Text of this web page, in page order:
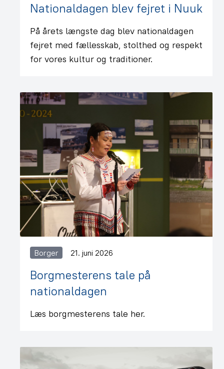
Nationaldagen blev fejret i Nuuk
På årets længste dag blev nationaldagen
fejret med fællesskab, stolthed og respekt
for vores kultur og traditioner.
Borger 21. juni 2026
Borgmesterens tale på
nationaldagen
Læs borgmesterens tale her.